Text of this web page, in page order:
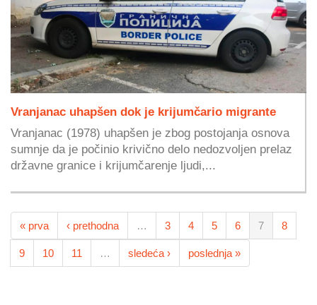
Vranjanac uhapšen dok je krijumčario migrante
Vranjanac (1978) uhapšen je zbog postojanja osnova
sumnje da je počinio krivično delo nedozvoljen prelaz
državne granice i krijumčarenje ljudi,...
« prva ‹ prethodna … 3 4 5 6 7 8
9 10 11 … sledeća › poslednja »